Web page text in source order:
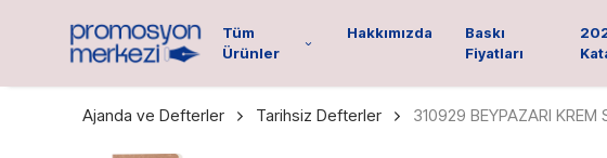
Tüm
Ürünler
Hakkımızda
Baskı
Fiyatları
Ajanda ve Defterler Tarihsiz Defterler 310929 BEYPAZARI KREM